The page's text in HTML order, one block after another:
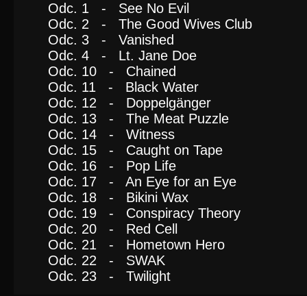
Odc. 1 - See No Evil
Odc. 2 - The Good Wives Club
Odc. 3 - Vanished
Odc. 4 - Lt. Jane Doe
Odc. 10 - Chained
Odc. 11 - Black Water
Odc. 12 - Doppelgänger
Odc. 13 - The Meat Puzzle
Odc. 14 - Witness
Odc. 15 - Caught on Tape
Odc. 16 - Pop Life
Odc. 17 - An Eye for an Eye
Odc. 18 - Bikini Wax
Odc. 19 - Conspiracy Theory
Odc. 20 - Red Cell
Odc. 21 - Hometown Hero
Odc. 22 - SWAK
Odc. 23 - Twilight